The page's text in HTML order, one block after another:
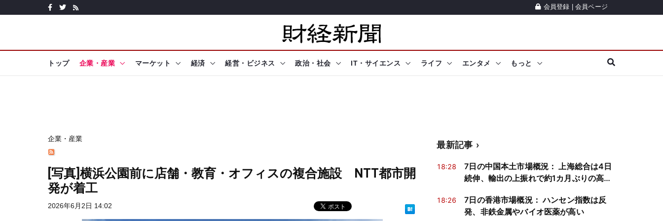
会員登録 会員ページ
トップ 企業・産業 マーケット 経済 経営・ビジネス 政治・社会 IT・サイエンス ライフ エンタメ もっと
企業・産業
[写真]横浜公園前に店舗・教育・オフィスの複合施設 NTT都市開
発が着工
2026年6月2日 14:02
最新記事
18:28
7日の中国本土市場概況： 上海総合は4日
続伸、輸出の上振れで約1カ月ぶりの高値
18:26
7日の香港市場概況： ハンセン指数は反
発、非鉄金属やバイオ医薬が高い